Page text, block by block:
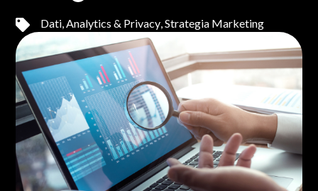
Dati, Analytics & Privacy,Strategia Marketing